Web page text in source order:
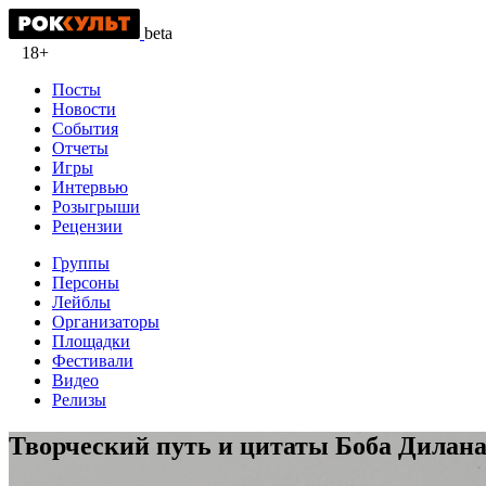
beta
18+
Посты
Новости
События
Отчеты
Игры
Интервью
Розыгрыши
Рецензии
Группы
Персоны
Лейблы
Организаторы
Площадки
Фестивали
Видео
Релизы
Творческий путь и цитаты Боба Дилана